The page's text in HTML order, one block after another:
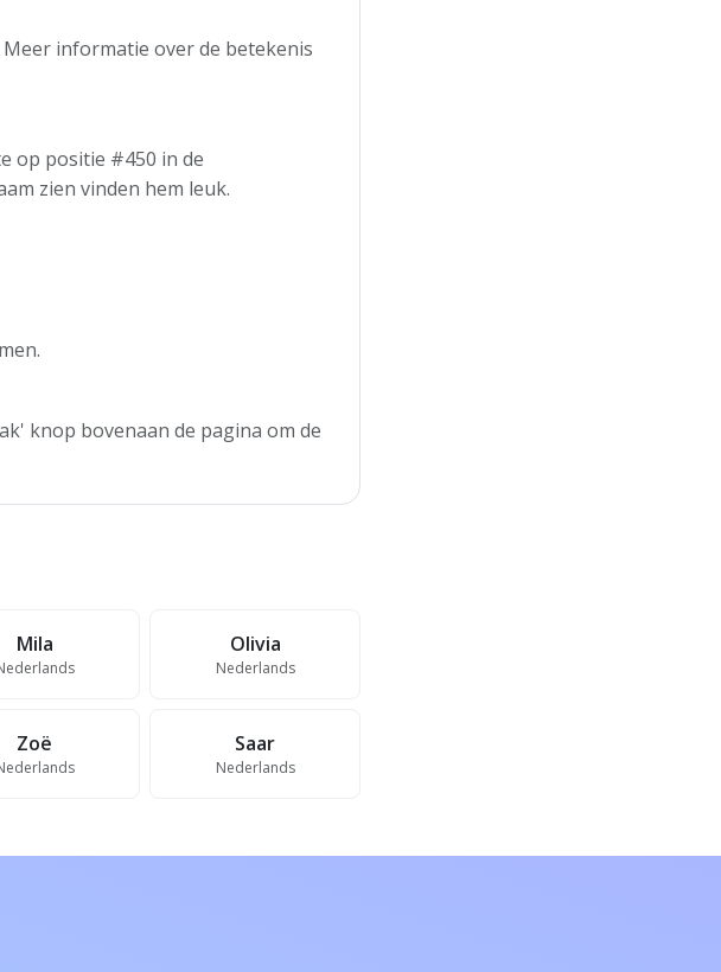
informatie over de betekenis
op positie #450 in de
zien vinden hem leuk.
knop bovenaan de pagina om de
Mila Olivia
Nederlands
Zoë Saar
Nederlands